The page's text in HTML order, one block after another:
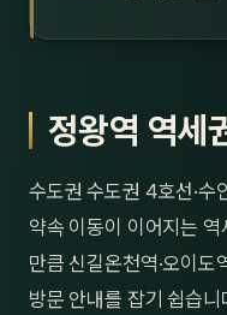
정왕역 역세
수도권 수도권 4호선·수
약속 이동이 이어지는
만큼 신길온천역·오이도
방문 안내를 잡기 쉽습니